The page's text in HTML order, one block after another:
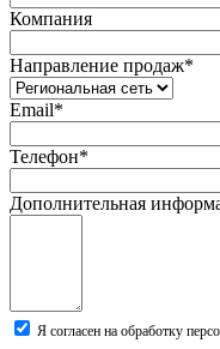
Компания
Направление продаж*
Email*
Телефон*
Дополнительная
Я согласен на обработку